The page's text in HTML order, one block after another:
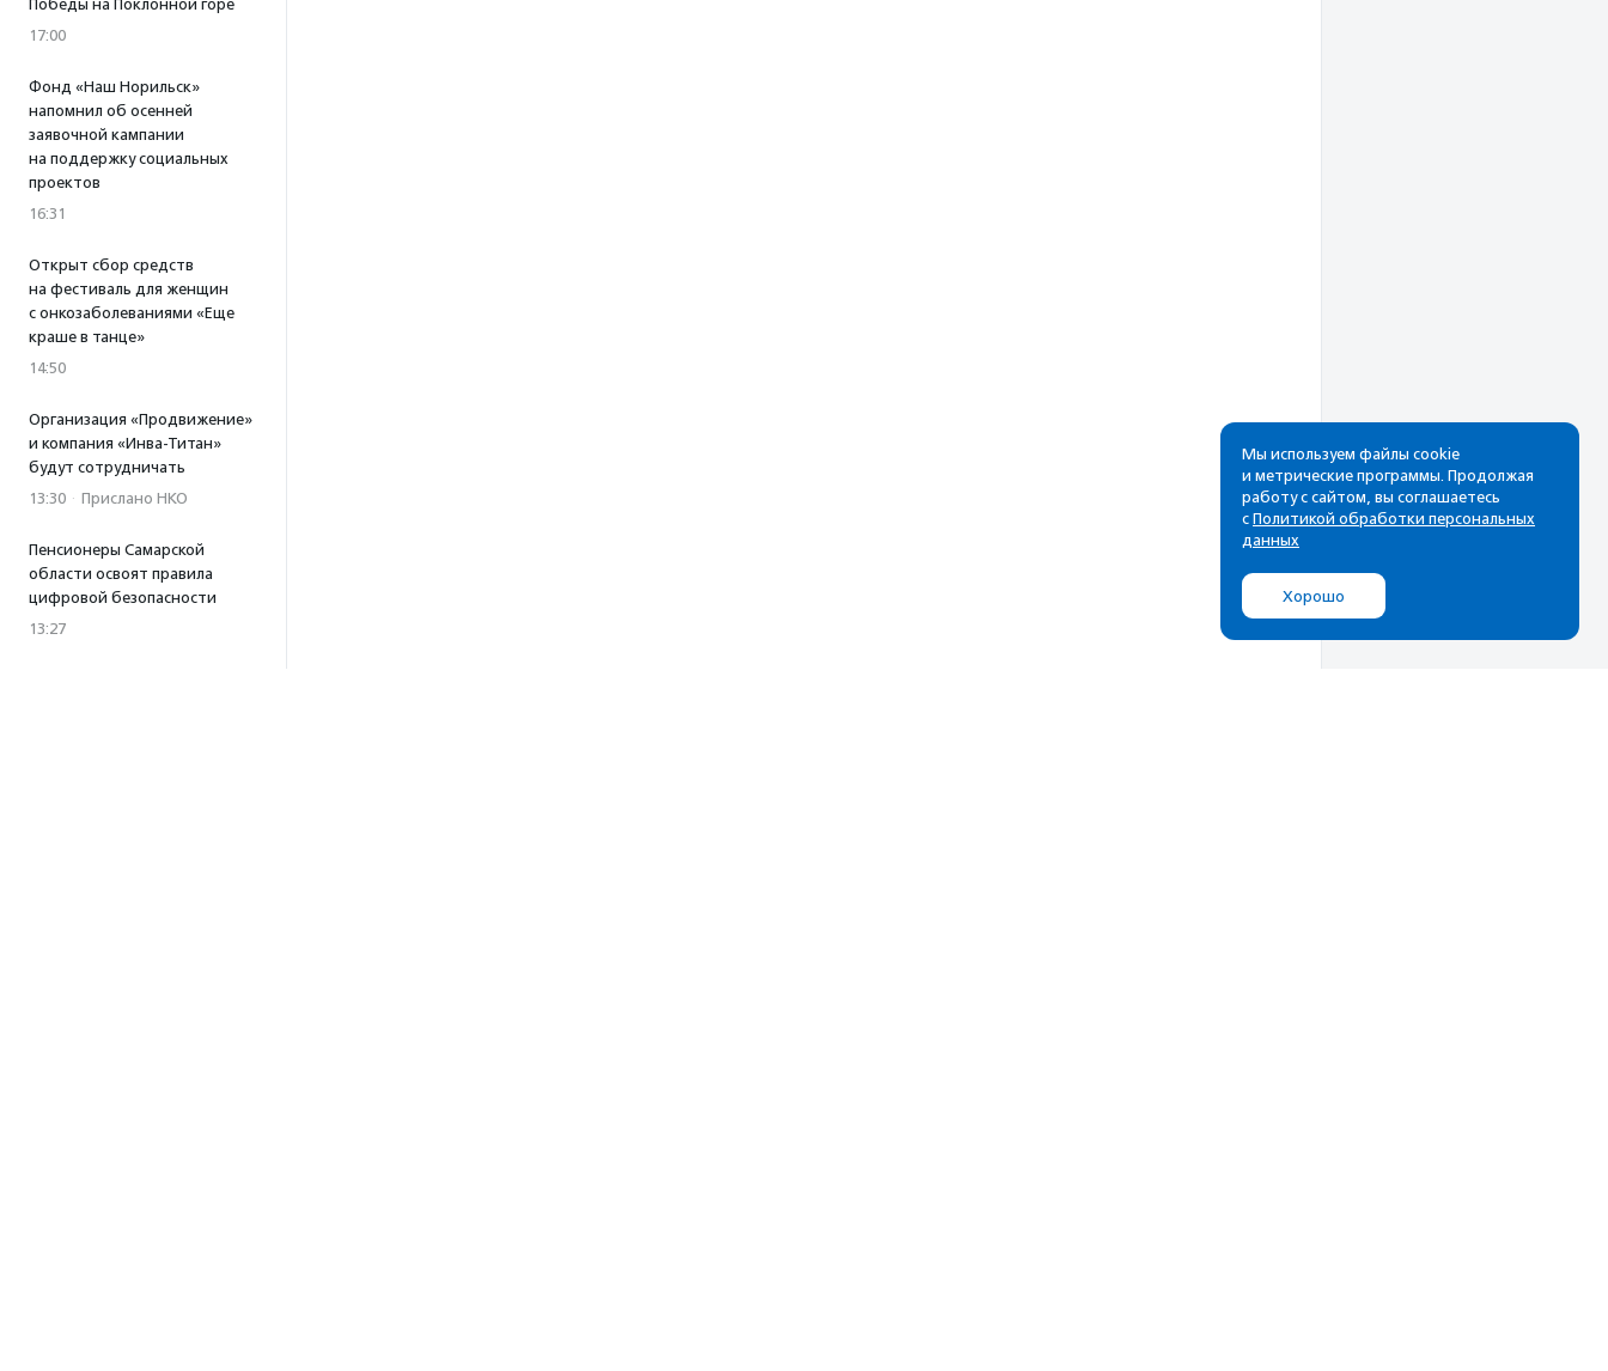
Победы на Поклонной горе
17:00
Фонд «Наш Норильск»
напомнил об осенней
заявочной кампании
на поддержку социальных
проектов
16:31
Открыт сбор средств
на фестиваль для женщин
с онкозаболеваниями «Еще
краше в танце»
14:50
Организация «Продвижение»
и компания «Инва-Титан»
будут сотрудничать
13:30 · Прислано НКО
Пенсионеры Самарской
области освоят правила
цифровой безопасности
13:27
Рассылка
Cамые свежие новости,
почтовом ящике
Мы используем файлы cookie
и метрические программы. Продолжая
работу с сайтом, вы соглашаетесь
с Политикой обработки персональных
данных
Хорошо